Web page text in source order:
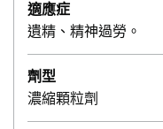
適應症
遺精、精神過勞。
劑型
濃縮顆粒劑